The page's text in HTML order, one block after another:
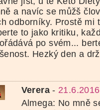
a navíc se můžš
odborníky. Prostě mi
to jako kritiku,
po svém...
Hezký den a
Verera-
Almega: No mně